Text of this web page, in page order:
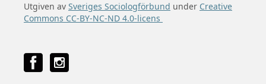
Utgiven av Sveriges Sociologförbund under Creative
Commons CC-BY-NC-ND 4.0-licens